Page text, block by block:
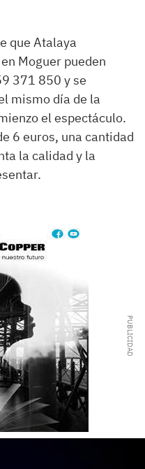
que Atalaya
Moguer pueden
371 850 y se
mismo día de la
el espectáculo.
6 euros, una cantidad
la calidad y la